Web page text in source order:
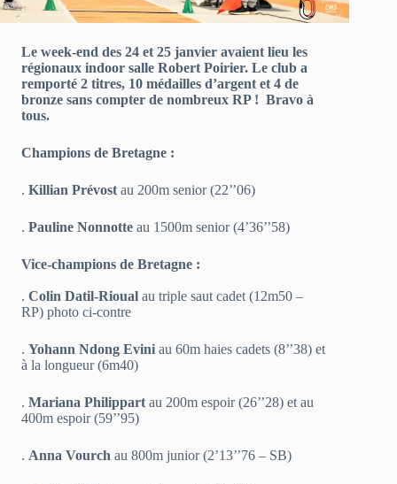
Le week-end des 24 et 25 janvier avaient lieu les
régionaux indoor salle Robert Poirier. Le club a
remporté 2 titres, 10 médailles d’argent et 4 de
bronze sans compter de nombreux RP ! Bravo à
tous.
Champions de Bretagne :
. Killian Prévost au 200m senior (22’’06)
. Pauline Nonnotte au 1500m senior (4’36’’58)
Vice-champions de Bretagne :
. Colin Datil-Rioual au triple saut cadet (12m50 –
RP) photo ci-contre
. Yohann Ndong Evini au 60m haies cadets (8’’38) et
à la longueur (6m40)
. Mariana Philippart au 200m espoir (26’’28) et au
400m espoir (59’’95)
. Anna Vourch au 800m junior (2’13’’76 – SB)